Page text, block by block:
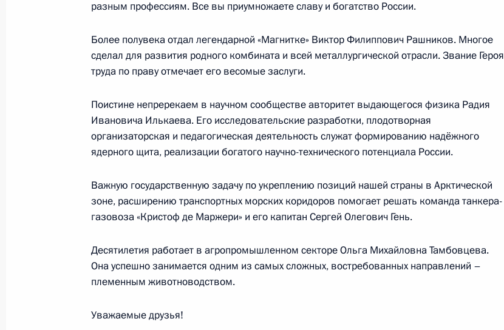
Указ об исполняющем обязанности губернатора Запорожской
Встреча с военнослужащими Военно-Морского Флота
Президента
России
Структура
ресурсы
Президента России
Официальные
сетевые ресурсы
Президента России
Правовая и
техническая
информация
разным профессиям. Все вы приумножаете славу и богатство России.
Более полувека отдал легендарной «Магнитке» Виктор Филиппович Рашников. Многое
сделал для развития родного комбината и всей металлургической отрасли. Звание Героя
труда по праву отмечает его весомые заслуги.
Поистине непререкаем в научном сообществе авторитет выдающегося физика Радия
Ивановича Илькаева. Его исследовательские разработки, плодотворная
организаторская и педагогическая деятельность служат формированию надёжного
ядерного щита, реализации богатого научно-технического потенциала России.
Важную государственную задачу по укреплению позиций нашей страны в Арктической
зоне, расширению транспортных морских коридоров помогает решать команда танкера-
газовоза «Кристоф де Маржери» и его капитан Сергей Олегович Гень.
Десятилетия работает в агропромышленном секторе Ольга Михайловна Тамбовцева.
Она успешно занимается одним из самых сложных, востребованных направлений –
племенным животноводством.
Уважаемые друзья!